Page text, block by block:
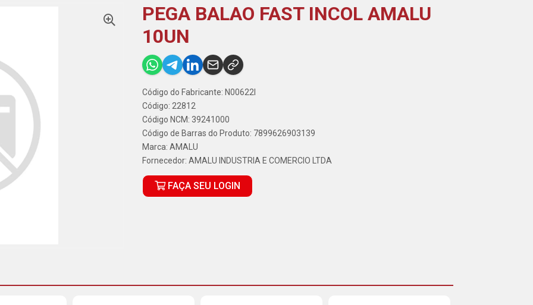
PEGA BALAO FAST INCOL AMALU
10UN
Código do Fabricante: N00622I
Código: 22812
Código NCM: 39241000
Código de Barras do Produto: 7899626903139
Marca: AMALU
Fornecedor: AMALU INDUSTRIA E COMERCIO LTDA
FAÇA SEU LOGIN